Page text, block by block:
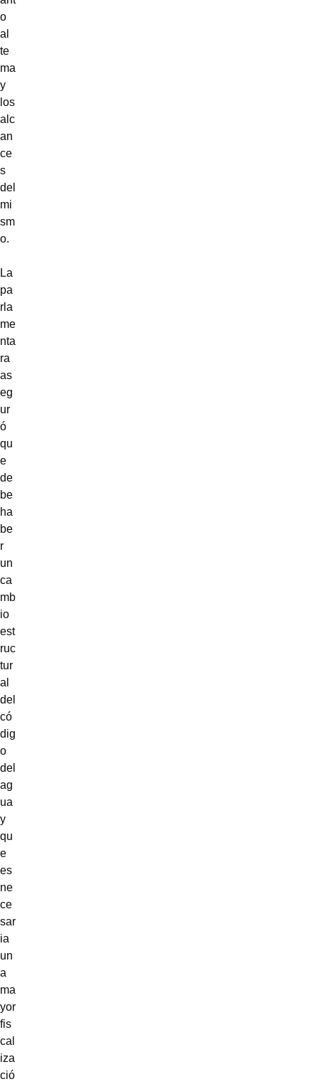
o
al
te
ma
y
los
alc
an
ce
s
del
mi
sm
o.
La
pa
rla
me
nta
ra
as
eg
ur
ó
qu
e
de
be
ha
be
r
un
ca
mb
io
est
ruc
tur
al
del
có
dig
o
del
ag
ua
y
qu
e
es
ne
ce
sar
ia
un
a
ma
yor
fis
cal
iza
ció